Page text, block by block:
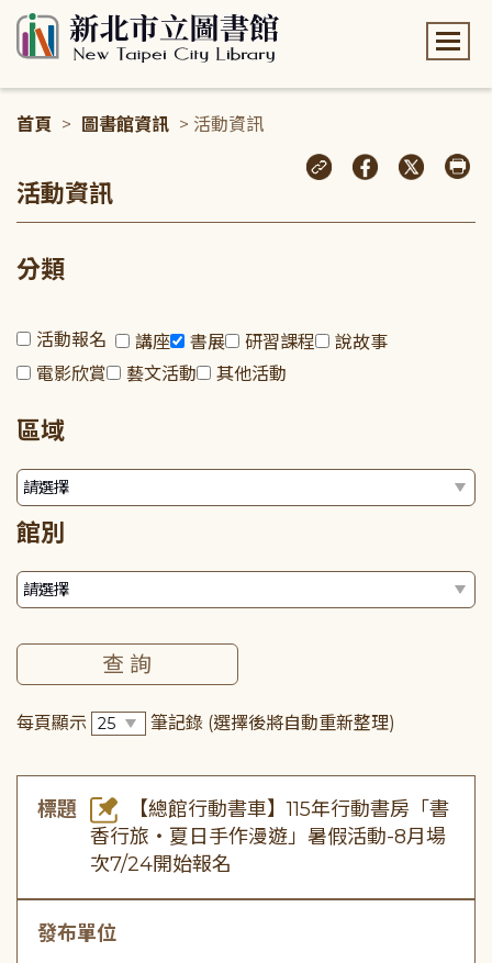
首頁 > 圖書館資訊 > 活動資訊
活動資訊
分類
活動報名 講座 書展 研習課程
說故事
電影欣賞
藝文活動 其他活動
區域
館別
每頁顯示 筆記錄 (選擇後將自動重新整理)
標題
【總館行動書車】115年行動書房「書
香行旅・夏日手作漫遊」暑假活動-8月場
次7/24開始報名
發布單位